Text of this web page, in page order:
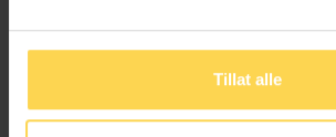
Tillat alle